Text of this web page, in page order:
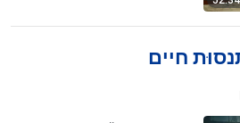
חיים